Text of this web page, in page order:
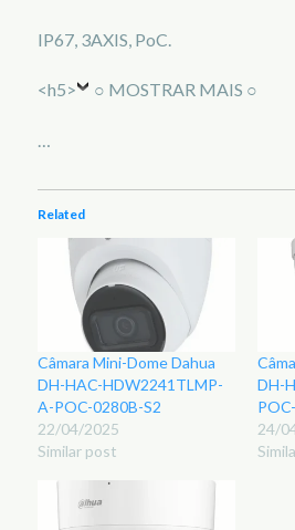
IP67, 3AXIS, PoC.
<h5> ○ MOSTRAR MAIS ○
…
Related
Câmara Mini-Dome Dahua
DH-HAC-HDW2241TLMP-
A-POC-0280B-S2
22/04/2025
Similar post
DH-
24/